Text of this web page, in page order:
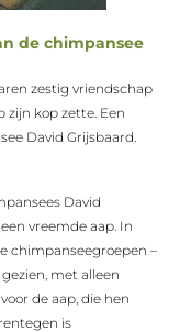
de chimpansee
zestig vriendschap
zijn kop zette. Een
David Grijsbaard.
David
vreemde aap. In
chimpanseegroepen –
met alleen
de aap, die hen
is